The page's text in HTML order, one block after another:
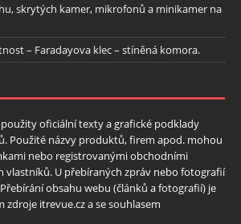
skrytých kamer, mikrofonů a minikamer na
– Faradayova klec – stíněná komora.
oficiální texty a grafické podklady
Použité názvy produktů, firem apod. mohou
nebo registrovanými obchodními
vlastníků. U přebíraných zpráv nebo fotografií
obsahu webu (článků a fotografií) je
zdroje itrevue.cz a se souhlasem